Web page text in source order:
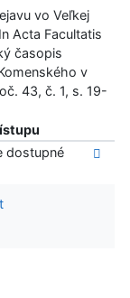
vo Veľkej
Acta Facultatis
časopis
v
43, č. 1, s. 19-
dostupné